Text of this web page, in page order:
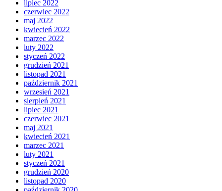
lipiec 2022
czerwiec 2022
maj 2022
kwiecień 2022
marzec 2022
luty 2022
styczeń 2022
grudzień 2021
listopad 2021
październik 2021
wrzesień 2021
sierpień 2021
lipiec 2021
czerwiec 2021
maj 2021
kwiecień 2021
marzec 2021
luty 2021
styczeń 2021
grudzień 2020
listopad 2020